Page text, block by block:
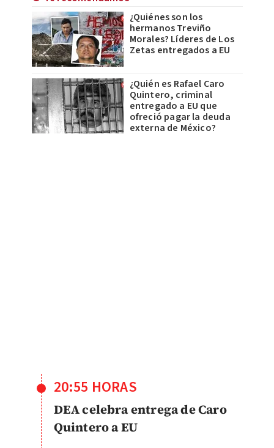
¿Quiénes son los
hermanos Treviño
Morales? Líderes de Los
Zetas entregados a EU
¿Quién es Rafael Caro
Quintero, criminal
entregado a EU que
ofreció pagar la deuda
externa de México?
20:55 HORAS
DEA celebra entrega de Caro
Quintero a EU